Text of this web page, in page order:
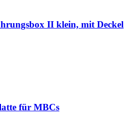
II klein, mit Deckel
für MBCs